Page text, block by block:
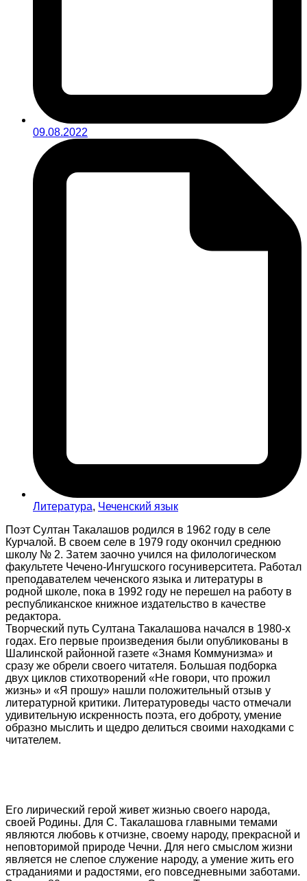
09.08.2022
Литература, Чеченский язык
Поэт Султан Такалашов родился в 1962 году в селе
Курчалой. В своем селе в 1979 году окончил среднюю
школу № 2. Затем заочно учился на филологическом
факультете Чечено-Ингушского госуниверситета. Работал
преподавателем чеченского языка и литературы в
родной школе, пока в 1992 году не перешел на работу в
республиканское книжное издательство в качестве
редактора.
Творческий путь Султана Такалашова начался в 1980-х
годах. Его первые произведения были опубликованы в
Шалинской районной газете «Знамя Коммунизма» и
сразу же обрели своего читателя. Большая подборка
двух циклов стихотворений «Не говори, что прожил
жизнь» и «Я прошу» нашли положительный отзыв у
литературной критики. Литературоведы часто отмечали
удивительную искренность поэта, его доброту, умение
образно мыслить и щедро делиться своими находками с
читателем.
Его лирический герой живет жизнью своего народа,
своей Родины. Для С. Такалашова главными темами
являются любовь к отчизне, своему народу, прекрасной и
неповторимой природе Чечни. Для него смыслом жизни
является не слепое служение народу, а умение жить его
страданиями и радостями, его повседневными заботами.